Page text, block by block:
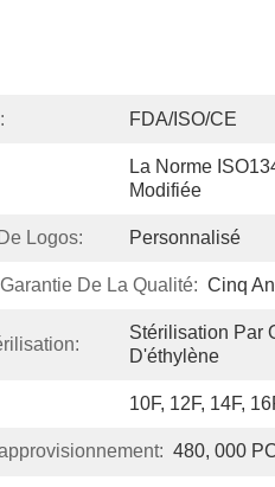
FDA/ISO/CE
La Norme
Modifiée
Logos: Personnalisé
De La Qualité: Cinq
Stérilisation Par
D'éthylène
10F, 12F, 14F,
480, 000